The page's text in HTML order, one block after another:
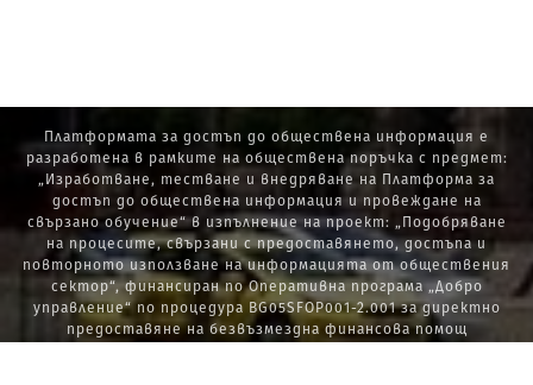
Платформата за достъп до обществена информация е
разработена в рамките на обществена поръчка с предмет:
„Изработване, тестване и внедряване на Платформа за
достъп до обществена информация и провеждане на
свързано обучение“ в изпълнение на проект: „Подобряване
на процесите, свързани с предоставянето, достъпа и
повторното използване на информацията от обществения
сектор“, финансиран по Оперативна програма „Добро
управление“ по процедура BG05SFOP001-2.001 за директно
предоставяне на безвъзмездна финансова помощ